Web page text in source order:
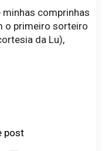
comprinhas
o primeiro sorteiro
da Lu),
post